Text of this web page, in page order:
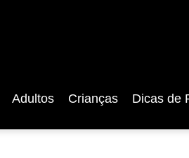
Adultos Crianças Dicas de